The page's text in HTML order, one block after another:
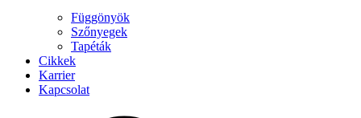
Függönyök
Szőnyegek
Tapéták
Cikkek
Karrier
Kapcsolat